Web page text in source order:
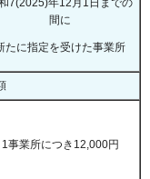
間に
たに指定を受けた事業所
1事業所につき12,000円